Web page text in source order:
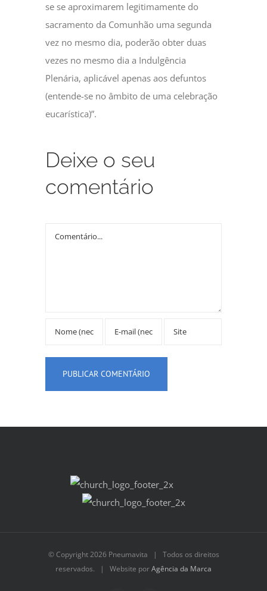
se se aproximarem legitimamente do
sacramento da Comunhão uma segunda
vez no mesmo dia, poderão obter duas
vezes no mesmo dia a Indulgência
Plenária, aplicável apenas aos defuntos
(entende-se no âmbito de uma celebração
eucarística)”.
Deixe o seu
comentário
Comment
© Copyright2026 Pneumavita | Todos os direitos
reservados. | Website porAgência da Marca